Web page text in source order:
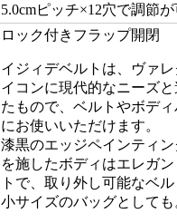
5.0cmピッチ×12穴で調節
ロック付きフラップ開閉
イジィデベルトは、ヴァ
イコンに現代的なニーズと
たもので、ベルトやボディ
にお使いいただけます。
漆黒のエッジペインティン
を施したボディはエレガ
トで、取り外し可能なベ
小サイズのバッグとしても